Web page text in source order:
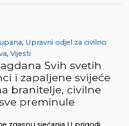
, Upravni odjel za civilno
, Vijesti
Svih svetih
i zapaljene svijeće
branitelje, civilne
preminule